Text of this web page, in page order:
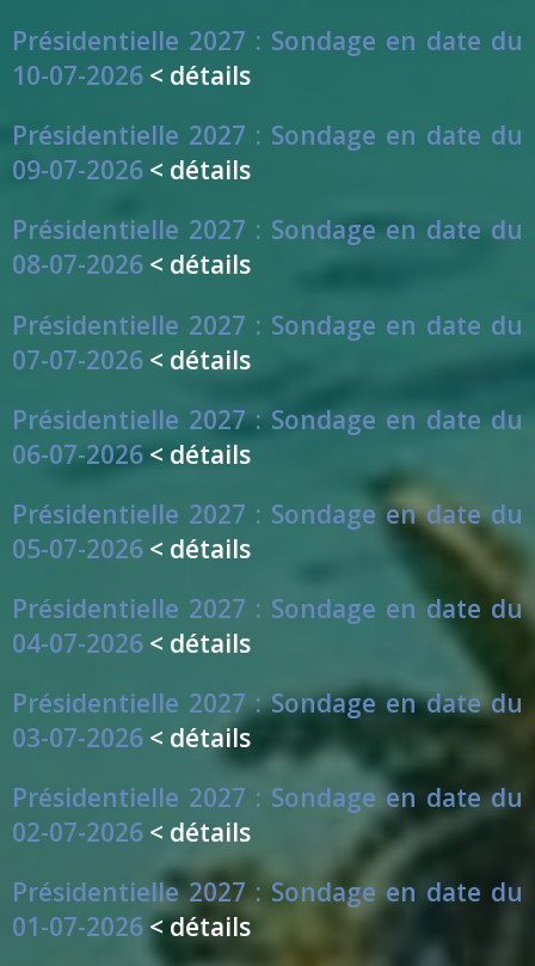
Présidentielle 2027 : Sondage en date du
10-07-2026 < détails
Présidentielle 2027 : Sondage en date du
09-07-2026 < détails
Présidentielle 2027 : Sondage en date du
08-07-2026 < détails
Présidentielle 2027 : Sondage en date du
07-07-2026 < détails
Présidentielle 2027 : Sondage en date du
06-07-2026 < détails
Présidentielle 2027 : Sondage en date du
05-07-2026 < détails
Présidentielle 2027 : Sondage en date du
04-07-2026 < détails
Présidentielle 2027 : Sondage en date du
03-07-2026 < détails
Présidentielle 2027 : Sondage en date du
02-07-2026 < détails
Présidentielle 2027 : Sondage en date du
01-07-2026 < détails